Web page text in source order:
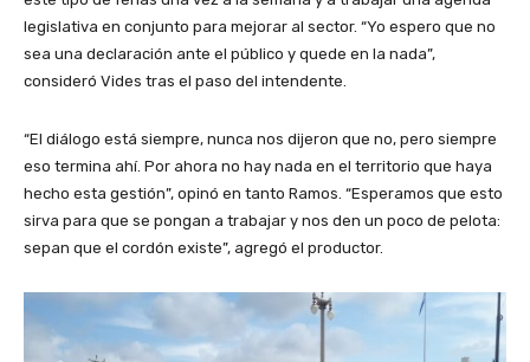
legislativa en conjunto para mejorar al sector. “Yo espero que no
sea una declaración ante el público y quede en la nada”,
consideró Vides tras el paso del intendente.
“El diálogo está siempre, nunca nos dijeron que no, pero siempre
eso termina ahí. Por ahora no hay nada en el territorio que haya
hecho esta gestión”, opinó en tanto Ramos. “Esperamos que esto
sirva para que se pongan a trabajar y nos den un poco de pelota:
sepan que el cordón existe”, agregó el productor.